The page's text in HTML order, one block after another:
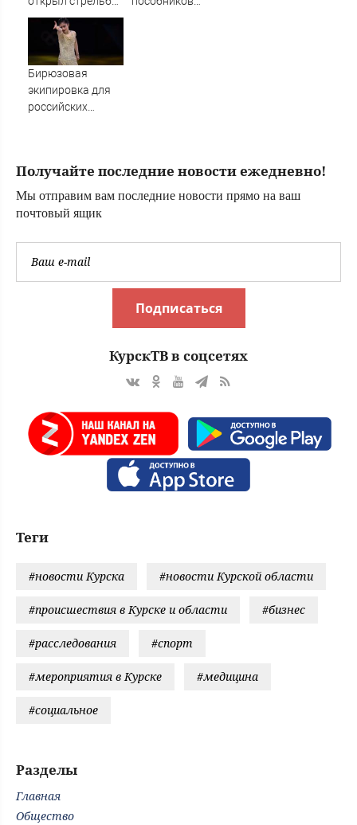
по скорой
помощи и
полицейским
Бирюзовая
экипировка для
российских
Получайте последние новости ежедневно!
Мы отправим вам последние новости прямо на ваш
почтовый ящик
Подписаться
КурскТВ в соцсетях
Теги
#новости Курска #новости Курской области
#происшествия в Курске и области #бизнес
#расследования #спорт
#мероприятия в Курске #медицина
#социальное
Разделы
Главная
Общество